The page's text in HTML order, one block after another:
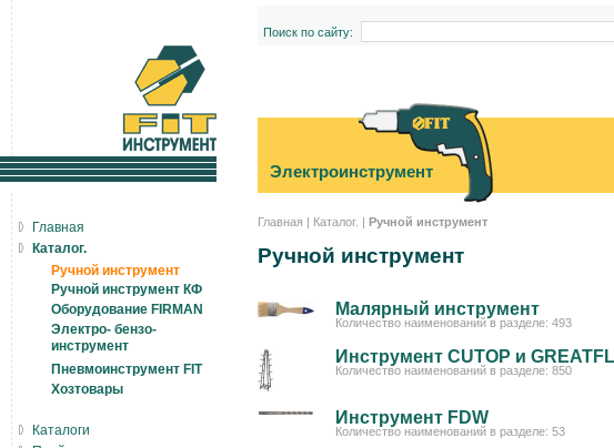
Поиск по сайту:
Электроинструмент
Главная | Каталог. | Ручной инструмент
Ручной инструмент
Малярный инструмент
Количество наименований в разделе: 493
Инструмент CUTOP и
Количество наименований в разделе: 850
Инструмент FDW
Количество наименований в разделе: 53
Главная
Каталог.
Ручной инструмент
Ручной инструмент КФ
Оборудование FIRMAN
Электро- бензо-
инструмент
Пневмоинструмент FIT
Хозтовары
Каталоги